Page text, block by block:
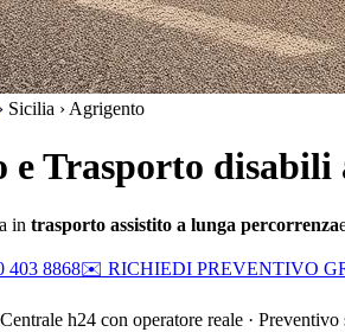
› Sicilia › Agrigento
e Trasporto disabili
in trasporto assistito a lunga percorrenza
403 8868✉️ RICHIEDI PREVENTIVO
h24 con operatore reale ·